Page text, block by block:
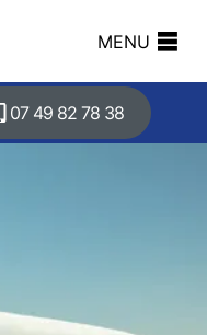
MENU
07 49 82 78 38